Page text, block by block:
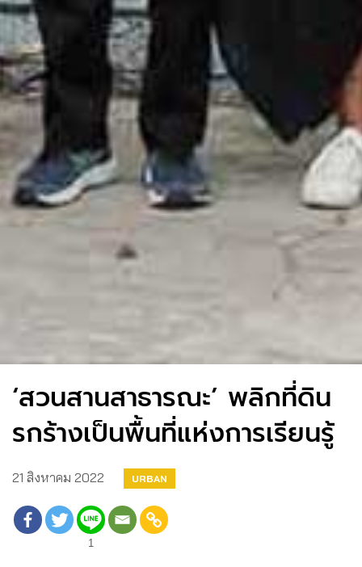
‘สวนสานสาธารณะ’ พลิกที่ดิน
รกร้างเป็นพื้นที่แห่งการเรียนรู้
21 สิงหาคม 2022 URBAN
1